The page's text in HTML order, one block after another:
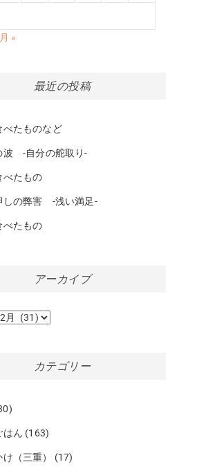
»
最近の投稿
べたものなど
波 -自分の舵取り-
べたもの
しの弊害 -浅い満足-
べたもの
アーカイブ
カテゴリー
はん (163)
（三重） (17)